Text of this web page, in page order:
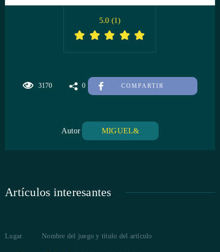
3170 0 COMPARTIR
5.0 (1)
Autor MIGUEL&
Artículos interesantes
Lugar Nombre del juego y título del artículo